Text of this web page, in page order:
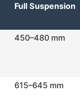
Full Suspension
450–480 mm
615–645 mm